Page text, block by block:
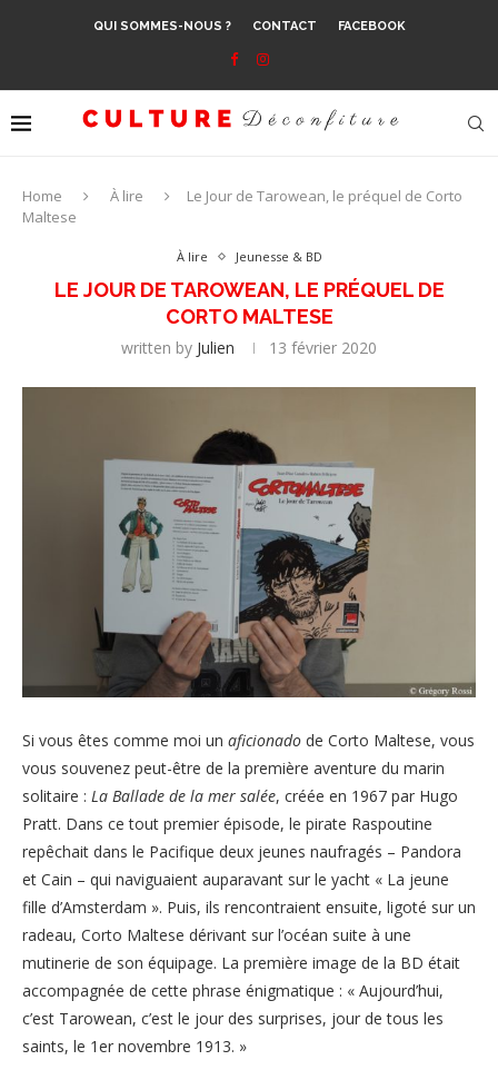
QUI SOMMES-NOUS ? CONTACT FACEBOOK
Home À lire
Le Jour de Tarowean, le préquel de Corto
Maltese
À lire Jeunesse & BD
LE JOUR DE TAROWEAN, LE PRÉQUEL DE
CORTO MALTESE
written by Julien 13 février 2020
Si vous êtes comme moi un aficionado de Corto Maltese, vous
vous souvenez peut-être de la première aventure du marin
solitaire : La Ballade de la mer salée, créée en 1967 par Hugo
Pratt. Dans ce tout premier épisode, le pirate Raspoutine
repêchait dans le Pacifique deux jeunes naufragés – Pandora
et Cain – qui naviguaient auparavant sur le yacht « La jeune
fille d’Amsterdam ». Puis, ils rencontraient ensuite, ligoté sur un
radeau, Corto Maltese dérivant sur l’océan suite à une
mutinerie de son équipage. La première image de la BD était
accompagnée de cette phrase énigmatique : « Aujourd’hui,
c’est Tarowean, c’est le jour des surprises, jour de tous les
saints, le 1er novembre 1913. »